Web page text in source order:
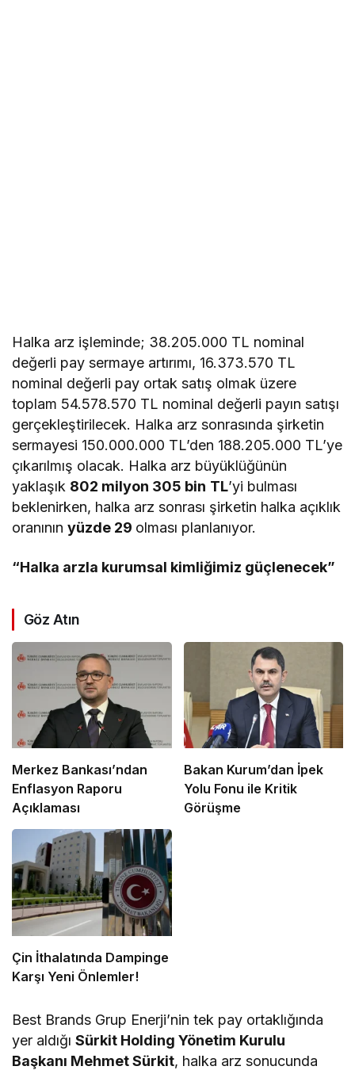
Halka arz işleminde; 38.205.000 TL nominal
değerli pay sermaye artırımı, 16.373.570 TL
nominal değerli pay ortak satış olmak üzere
toplam 54.578.570 TL nominal değerli payın satışı
gerçekleştirilecek. Halka arz sonrasında şirketin
sermayesi 150.000.000 TL’den 188.205.000 TL’ye
çıkarılmış olacak. Halka arz büyüklüğünün
yaklaşık 802 milyon 305 bin TL’yi bulması
beklenirken, halka arz sonrası şirketin halka açıklık
oranınınyüzde 29 olması planlanıyor.
“Halka arzla kurumsal kimliğimiz güçlenecek”
Göz Atın
Merkez Bankası’ndan
Enflasyon Raporu
Açıklaması
Bakan Kurum’dan İpek
Yolu Fonu ile Kritik
Görüşme
Çin İthalatında Dampinge
Karşı Yeni Önlemler!
Best Brands Grup Enerji’nin tek pay ortaklığında
yer aldığıSürkit Holding Yönetim Kurulu
Başkanı Mehmet Sürkit, halka arz sonucunda